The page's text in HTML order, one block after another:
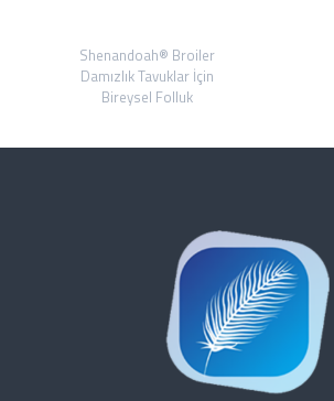
Shenandoah® Broiler
Damızlık Tavuklar İçin
Bireysel Folluk